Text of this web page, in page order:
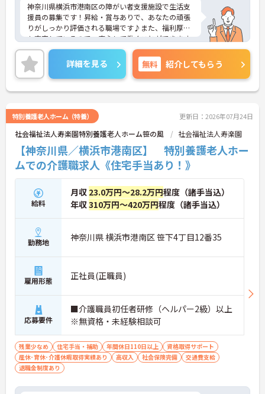
神奈川県横浜市港南区の障がい者支援施設で生活支
援員の募集です！昇給・賞与ありで、あなたの頑張
りがしっかり評価される職場です♪また、福利厚生
も充実しているので、安心して働くことができます
◎ご興味のある方は、面接ポイントをお伝えします
ので、お気軽にご連絡ください。
詳細を見る 無料 紹介してもらう
特別養護老人ホーム（特養） 更新日：2026年07月24日
社会福祉法人寿楽園特別養護老人ホーム笹の風 社会福祉法人寿楽園
【神奈川県／横浜市港南区】 特別養護老人ホー
ムでの介護職求人《住宅手当あり！》
給料
月収 23.0万円～28.2万円程度（諸手当込）
年収310万円～420万円程度（諸手当込）
勤務地 神奈川県 横浜市港南区 笹下4丁目12番35
雇用形態 正社員(正職員)
応募要件
■介護職員初任者研修（ヘルパー2級）以上
※無資格・未経験相談可
残業少なめ 住宅手当・補助 年間休日110日以上
資格取得サポート
産休･育休･介護休暇取得実績あり
高収入 社会保険完備
交通費支給
退職金制度あり